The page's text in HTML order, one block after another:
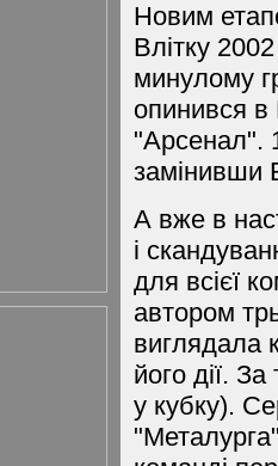
Новим
Влітку
минулому
опинився в
"Арсенал".
замінивши
А вже в
і
для всієї
автором
виглядала
його дії.
у кубку).